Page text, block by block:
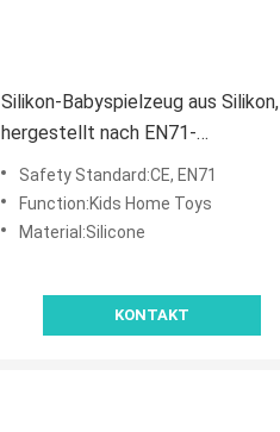
Silikon-Babyspielzeug aus Silikon,
hergestellt nach EN71-
Sicherheitsstandard, bietet ODM-
Optionen für sichere Interaktion
und Spielzeit für Säuglinge
Safety Standard:CE, EN71
Function:Kids Home Toys
Material:Silicone
KONTAKT